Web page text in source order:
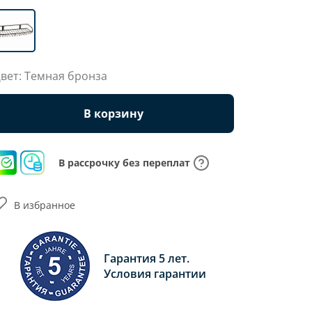
Темная бронза
В корзину
В рассрочку без переплат
Гарантия 5 лет.
Условия гарантии
В избранное